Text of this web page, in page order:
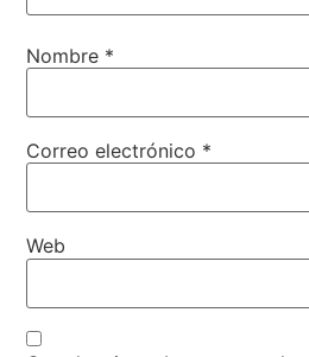
Nombre *
Correo electrónico *
Web